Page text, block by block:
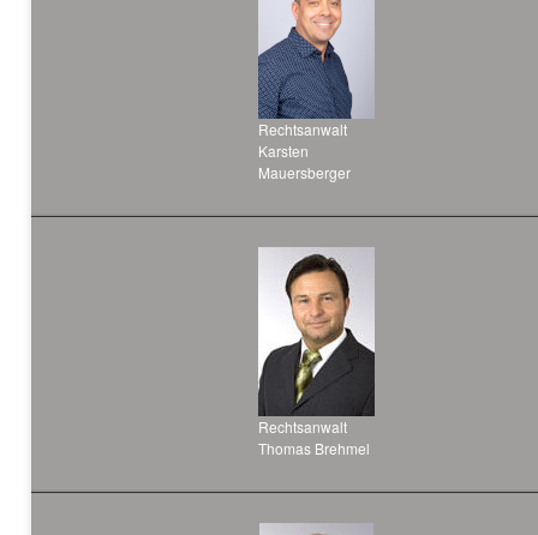
Rechtsanwalt
Karsten
Mauersberger
Rechtsanwalt
Thomas Brehmel